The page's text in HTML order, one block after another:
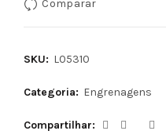
Comparar
SKU: L05310
Categoria: Engrenagens
Compartilhar